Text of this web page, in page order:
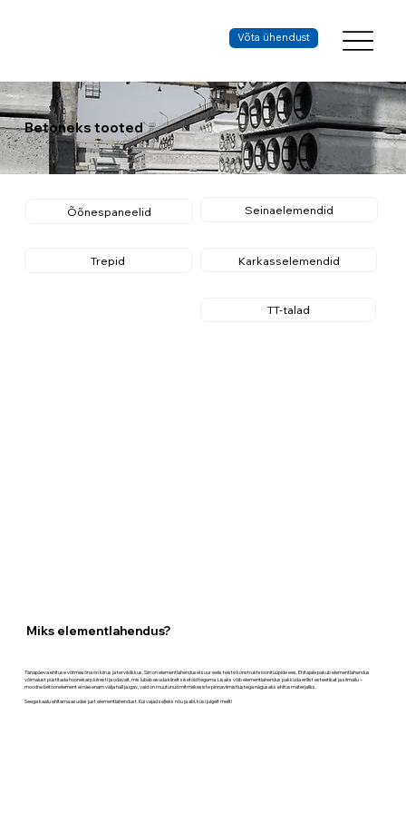
Võta ühendust
Betoneks tooted
Seinaelemendid
Karkasselemendid
TT-talad
Õõnespaneelid
Trepid
Miks elementlahendus?
Tänapäeva ehituse võtmesõna on kiirus ja terviklikkus. Siin on elementlahendusel suur eelis teiste konstruktsioonitüüpide ees. Ehitajale pakub elementlahendus
võimalust püstitada hoonekarp kiiresti ja odavalt, mis lubab asuda kiirelt sisetöid tegema. Lisaks võib elementlahendus pakkuda erilist esteetikat ja silmailu –
moodne betoonelement ei näe enam välja hall ja igav, vaid on muutunud mitmekesiste pinnaviimistlustega nägusaks ehitusmaterjaliks.
Seega kaalu ehitama asudes just elementlahendust. Kui vajad selleks nõu ja abi, küsi julgelt meilt!